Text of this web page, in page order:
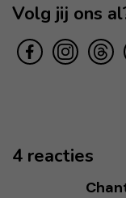
Volg jij ons
4 reacties